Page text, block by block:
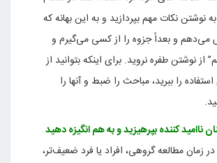
نوشتن نکات مهم بپردازید و به این بهانه که
می‌دهم و بعداً جزوه را از کسی می‌گیرم و
از نوشتن طفره نروید. برای اینکه بتوانید از
را ببرید، مباحث را ضبط و آنها را
زمان مطالعه گروهی، افراد یا فرد ضعیف‌تر،